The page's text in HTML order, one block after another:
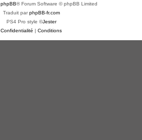
phpBB® Forum Software © phpBB Limited
Traduit parphpBB-fr.com
PS4 Pro style ©Jester
Confidentialité | Conditions